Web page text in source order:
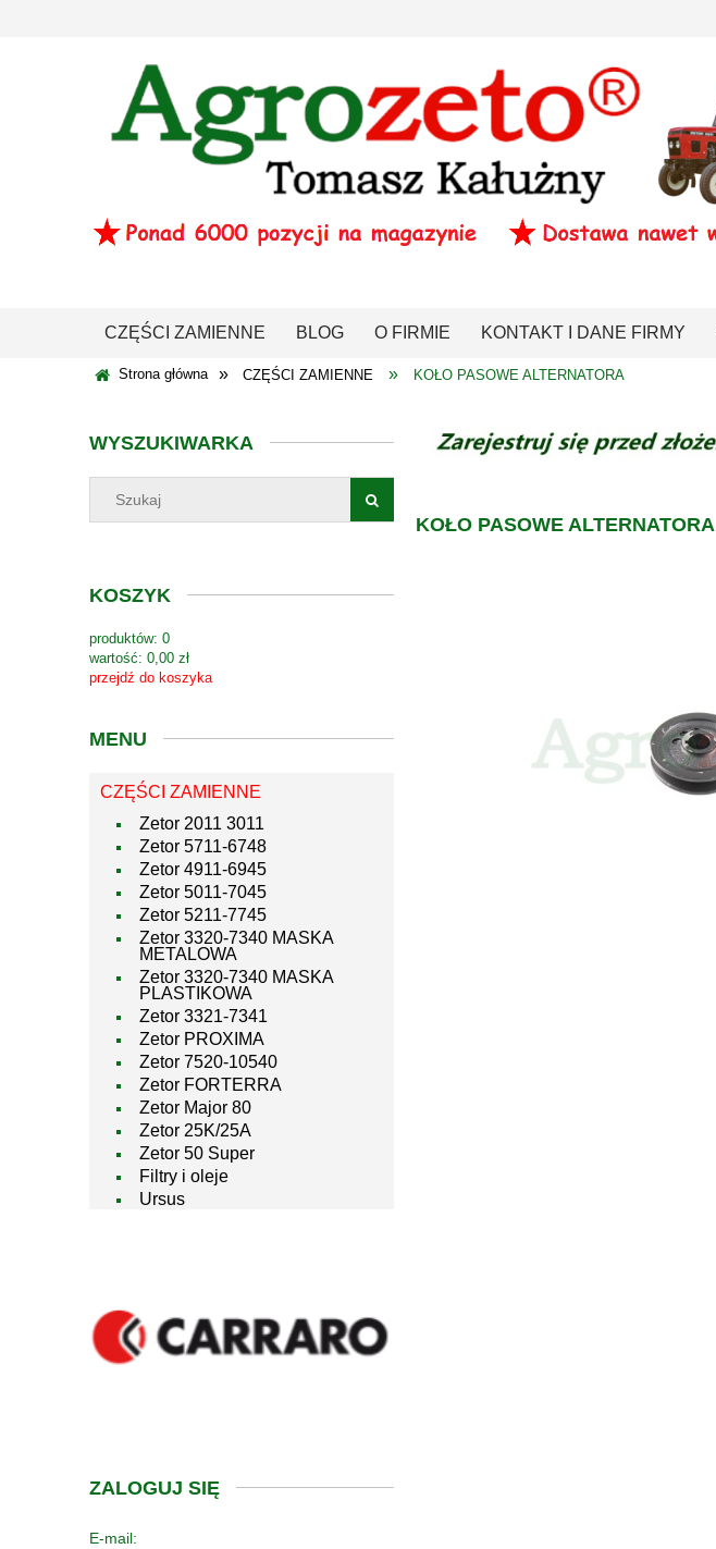
CZĘŚCI ZAMIENNE BLOG O FIRMIE KONTAKT I DANE FIRMY
Strona główna » CZĘŚCI ZAMIENNE » KOŁO PASOWE ALTERNATORA
WYSZUKIWARKA
KOSZYK
produktów: 0
wartość: 0,00 zł
przejdź do koszyka
MENU
CZĘŚCI ZAMIENNE
Zetor 2011 3011
Zetor 5711-6748
Zetor 4911-6945
Zetor 5011-7045
Zetor 5211-7745
Zetor 3320-7340 MASKA
METALOWA
Zetor 3320-7340 MASKA
PLASTIKOWA
Zetor 3321-7341
Zetor PROXIMA
Zetor 7520-10540
Zetor FORTERRA
Zetor Major 80
Zetor 25K/25A
Zetor 50 Super
Filtry i oleje
Ursus
ZALOGUJ SIĘ
E-mail:
KOŁO PASOWE ALTERNATORA